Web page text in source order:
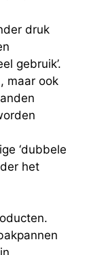
druk
gebruik’.
maar ook
‘dubbele
het